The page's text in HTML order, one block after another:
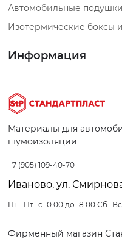
Автомобильные подушки
Изотермические боксы
Информация
Материалы для
шумоизоляции
+7 (905) 109-40-70
Иваново, ул.
Пн.-Пт.: с 10.00 до 18.00 Сб.-
Фирменный магазин